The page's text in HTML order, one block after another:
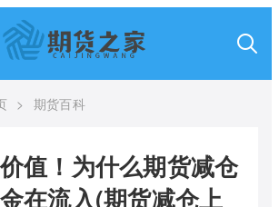
> 期货百科
值！为什么期货减仓
在流入(期货减仓上